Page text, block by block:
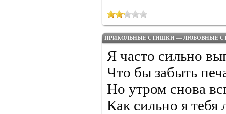
ПРИКОЛЬНЫЕ СТИШКИ — ЛЮБОВНЫЕ
Я часто сильно
Что бы забыть
Но утром снова
Как сильно я